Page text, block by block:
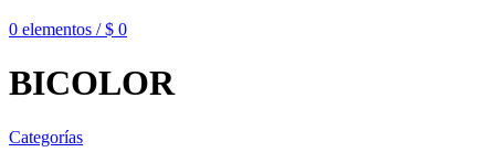
0 elementos / $ 0
BICOLOR
Categorías